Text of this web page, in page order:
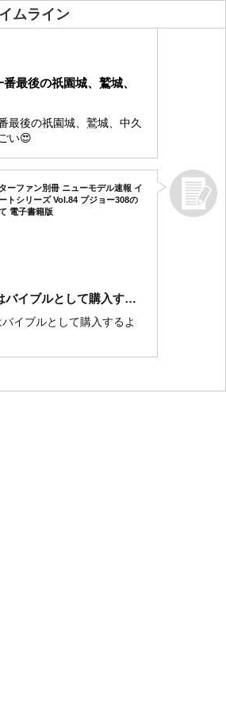
ムライン
最後の祇園城、鷲城、
最後の祇園城、鷲城、中久
い😍
ーファン別冊 ニューモデル速報 イ
トシリーズ Vol.84 プジョー308の
電子書籍版
バイブルとして購入す…
イブルとして購入するよ